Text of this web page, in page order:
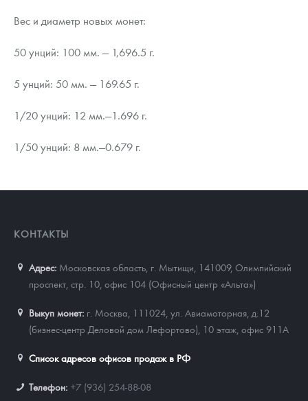
Вес и диаметр новых монет:
50 унций: 100 мм. — 1,696.5 г.
5 унций: 50 мм. — 169.65 г.
1/20 унций: 12 мм.—1.696 г.
1/50 унций: 8 мм.—0.679 г.
КОНТАКТЫ
Адрес: Московская область, г. Мытищи, 141009, Олимпийский
проспект, стр. 10, офис 104 (Офисный центр «Альта»)
Выкуп монет: г. Москва, 111024, ул. Авиамоторная, д.12
(бизнес-центр Деловой дом Лефортово), 10 этаж, офис 911А
Список адресов офисов продаж в РФ
Телефон: +7 (936) 254-88-08